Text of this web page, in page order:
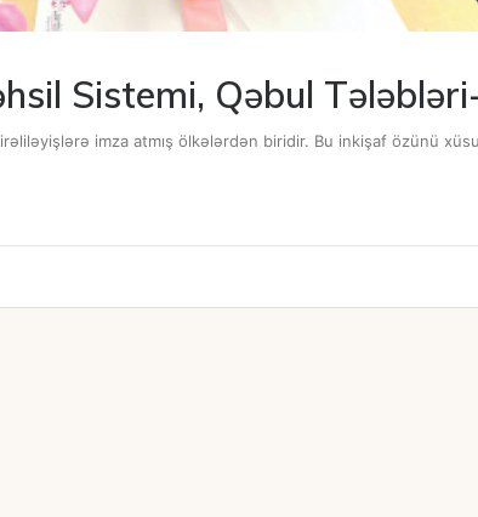
Sistemi, Qəbul
imza atmış ölkələrdən biridir. Bu inkişaf özünü